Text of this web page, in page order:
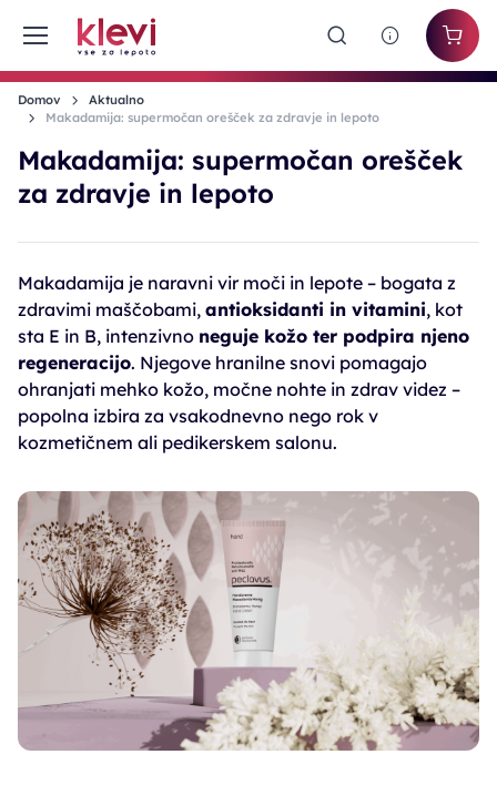
Domov
Aktualno
Makadamija: supermočan orešček za zdravje in lepoto
Makadamija: supermočan orešček
za zdravje in lepoto
Makadamija je naravni vir moči in lepote – bogata z
zdravimi maščobami, antioksidanti in vitamini, kot
sta E in B, intenzivno neguje kožo ter podpira njeno
regeneracijo. Njegove hranilne snovi pomagajo
ohranjati mehko kožo, močne nohte in zdrav videz –
popolna izbira za vsakodnevno nego rok v
kozmetičnem ali pedikerskem salonu.